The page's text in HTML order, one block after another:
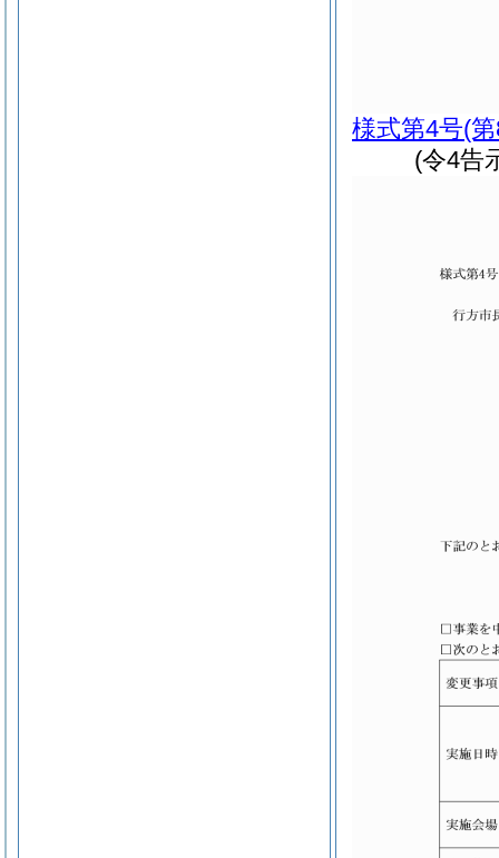
様式第4号(
(令4告